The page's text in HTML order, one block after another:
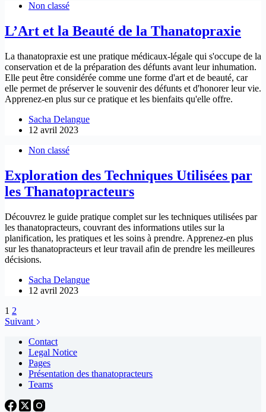
Non classé
L’Art et la Beauté de la Thanatopraxie
La thanatopraxie est une pratique médicaux-légale qui s'occupe de la
conservation et de la préparation des défunts avant leur inhumation.
Elle peut être considérée comme une forme d'art et de beauté, car
elle permet de préserver le souvenir des défunts et d'honorer leur vie.
Apprenez-en plus sur ce pratique et les bienfaits qu'elle offre.
Sacha Delangue
12 avril 2023
Non classé
Exploration des Techniques Utilisées par
les Thanatopracteurs
Découvrez le guide pratique complet sur les techniques utilisées par
les thanatopracteurs, couvrant des informations utiles sur la
planification, les pratiques et les soins à prendre. Apprenez-en plus
sur les thanatopracteurs et leur travail afin de prendre les meilleures
décisions.
Sacha Delangue
12 avril 2023
1 2
Suivant
Contact
Legal Notice
Pages
Présentation des thanatopracteurs
Teams